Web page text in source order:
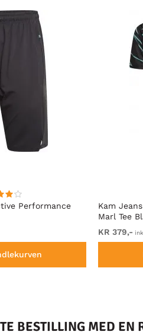
Performance
Kam
Marl Tee
KR 379,-
BESTILLING MED EN